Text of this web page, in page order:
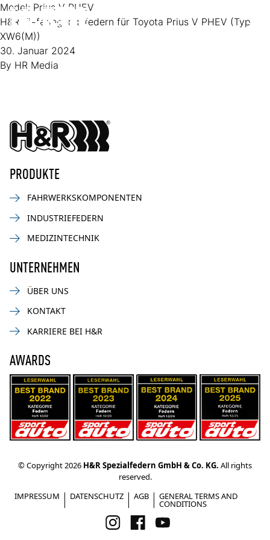
Zum Inhalt springen
Model: Prius V PHEV
H&R Tieferlegungsfedern für Toyota Prius V PHEV (Typ
XW6(M))
30. Januar 2024
By HR Media
PRODUKTE
FAHRWERKSKOMPONENTEN
INDUSTRIEFEDERN
MEDIZINTECHNIK
UNTERNEHMEN
ÜBER UNS
KONTAKT
KARRIERE BEI H&R
AWARDS
© Copyright 2026 H&R Spezialfedern GmbH & Co. KG. All rights
reserved.
IMPRESSUM
DATENSCHUTZ AGB GENERAL TERMS AND
CONDITIONS